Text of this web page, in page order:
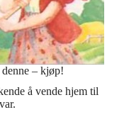
– kjøp!
å vende hjem til